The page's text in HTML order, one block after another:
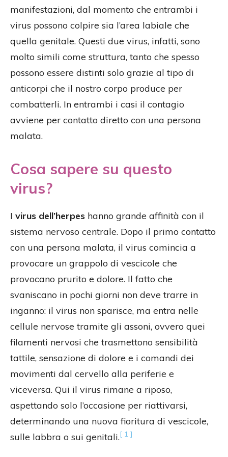
manifestazioni, dal momento che entrambi i
virus possono colpire sia l’area labiale che
quella genitale. Questi due virus, infatti, sono
molto simili come struttura, tanto che spesso
possono essere distinti solo grazie al tipo di
anticorpi che il nostro corpo produce per
combatterli. In entrambi i casi il contagio
avviene per contatto diretto con una persona
malata.
Cosa sapere su questo
virus?
I virus dell’herpes hanno grande affinità con il
sistema nervoso centrale. Dopo il primo contatto
con una persona malata, il virus comincia a
provocare un grappolo di vescicole che
provocano prurito e dolore. Il fatto che
svaniscano in pochi giorni non deve trarre in
inganno: il virus non sparisce, ma entra nelle
cellule nervose tramite gli assoni, ovvero quei
filamenti nervosi che trasmettono sensibilità
tattile, sensazione di dolore e i comandi dei
movimenti dal cervello alla periferie e
viceversa. Qui il virus rimane a riposo,
aspettando solo l’occasione per riattivarsi,
determinando una nuova fioritura di vescicole,
sulle labbra o sui genitali.[ 1 ]